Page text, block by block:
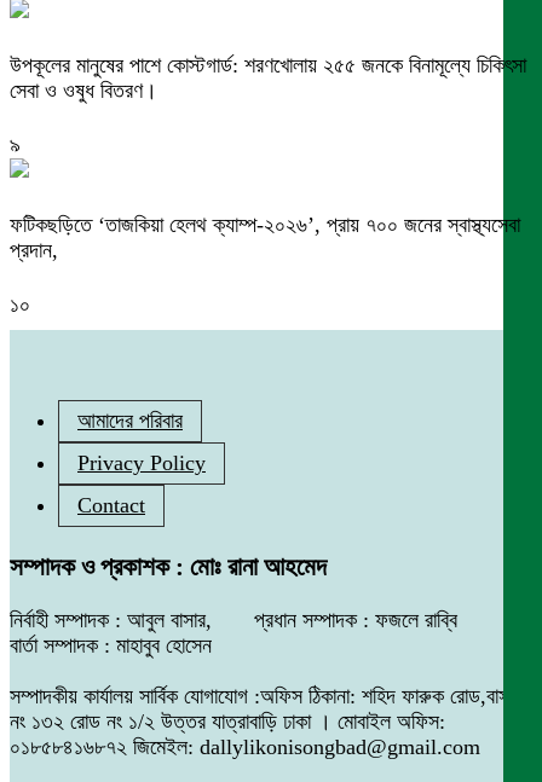
উপকূলের মানুষের পাশে কোস্টগার্ড: শরণখোলায় ২৫৫ জনকে বিনামূল্যে চিকিৎসা
সেবা ও ওষুধ বিতরণ।
৯
ফটিকছড়িতে ‘তাজকিয়া হেলথ ক্যাম্প-২০২৬’, প্রায় ৭০০ জনের স্বাস্থ্যসেবা
প্রদান,
১০
আমাদের পরিবার
Privacy Policy
Contact
সম্পাদক ও প্রকাশক : মোঃ রানা আহমেদ
নির্বাহী সম্পাদক : আবুল বাসার, প্রধান সম্পাদক : ফজলে রাব্বি
বার্তা সম্পাদক : মাহাবুব হোসেন
সম্পাদকীয় কার্যালয় সার্বিক যোগাযোগ :অফিস ঠিকানা: শহিদ ফারুক রোড,বাসা
নং ১৩২ রোড নং ১/২ উত্তর যাত্রাবাড়ি ঢাকা । মোবাইল অফিস:
০১৮৫৮৪১৬৮৭২ জিমেইল: dallylikonisongbad@gmail.com